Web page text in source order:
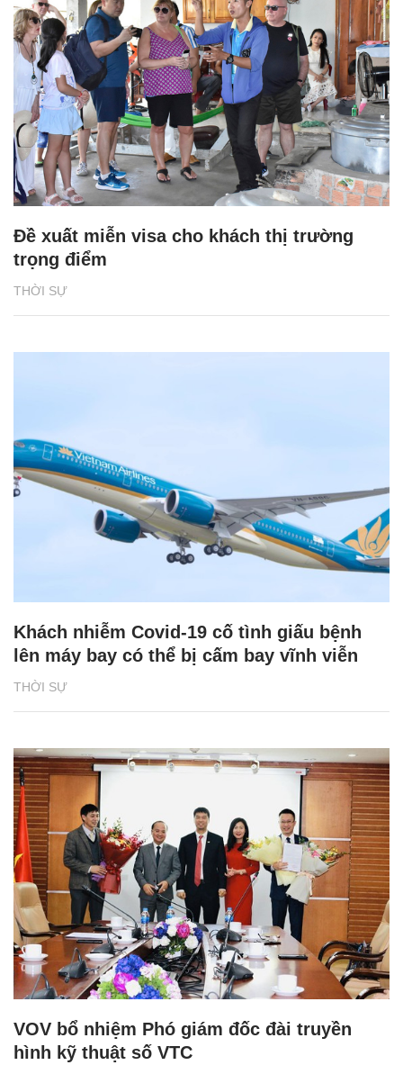
THỜI SỰ
Đề xuất miễn visa cho khách thị trường
trọng điểm
THỜI SỰ
Khách nhiễm Covid-19 cố tình giấu bệnh
lên máy bay có thể bị cấm bay vĩnh viễn
VOV bổ nhiệm Phó giám đốc đài truyền
hình kỹ thuật số VTC